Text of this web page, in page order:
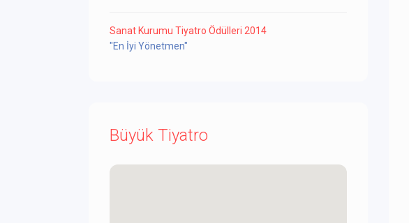
Sanat Kurumu Tiyatro Ödülleri 2014
"En İyi Yönetmen"
Büyük Tiyatro